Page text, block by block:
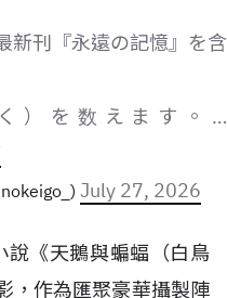
新刊『永遠の記憶』を含
）を数えます。…
July 27, 2026
《天鵝與蝙蝠（白鳥
，作為匯聚豪華攝製陣